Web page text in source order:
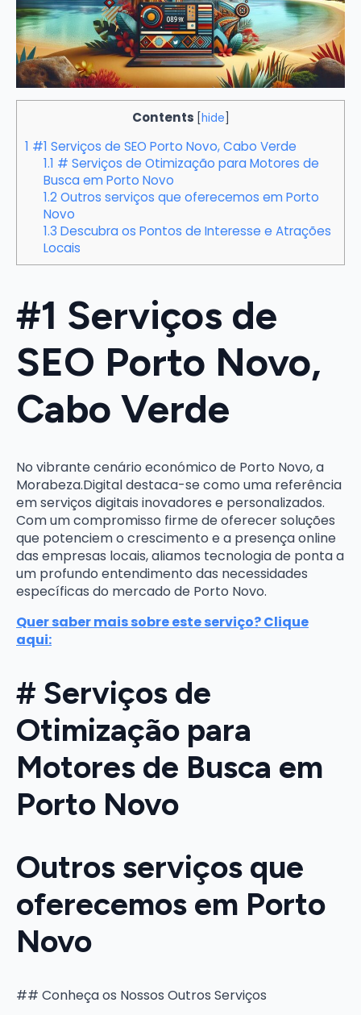
Contents hide
1 #1 Serviços de SEO Porto Novo, Cabo Verde
1.1 # Serviços de Otimização para Motores de
Busca em Porto Novo
1.2 Outros serviços que oferecemos em Porto
Novo
1.3 Descubra os Pontos de Interesse e Atrações
Locais
#1 Serviços de
SEO Porto Novo,
Cabo Verde
No vibrante cenário económico de Porto Novo, a
Morabeza.Digital destaca-se como uma referência
em serviços digitais inovadores e personalizados.
Com um compromisso firme de oferecer soluções
que potenciem o crescimento e a presença online
das empresas locais, aliamos tecnologia de ponta a
um profundo entendimento das necessidades
específicas do mercado de Porto Novo.
Quer saber mais sobre este serviço? Clique
aqui:
# Serviços de
Otimização para
Motores de Busca em
Porto Novo
Outros serviços que
oferecemos em Porto
Novo
## Conheça os Nossos Outros Serviços